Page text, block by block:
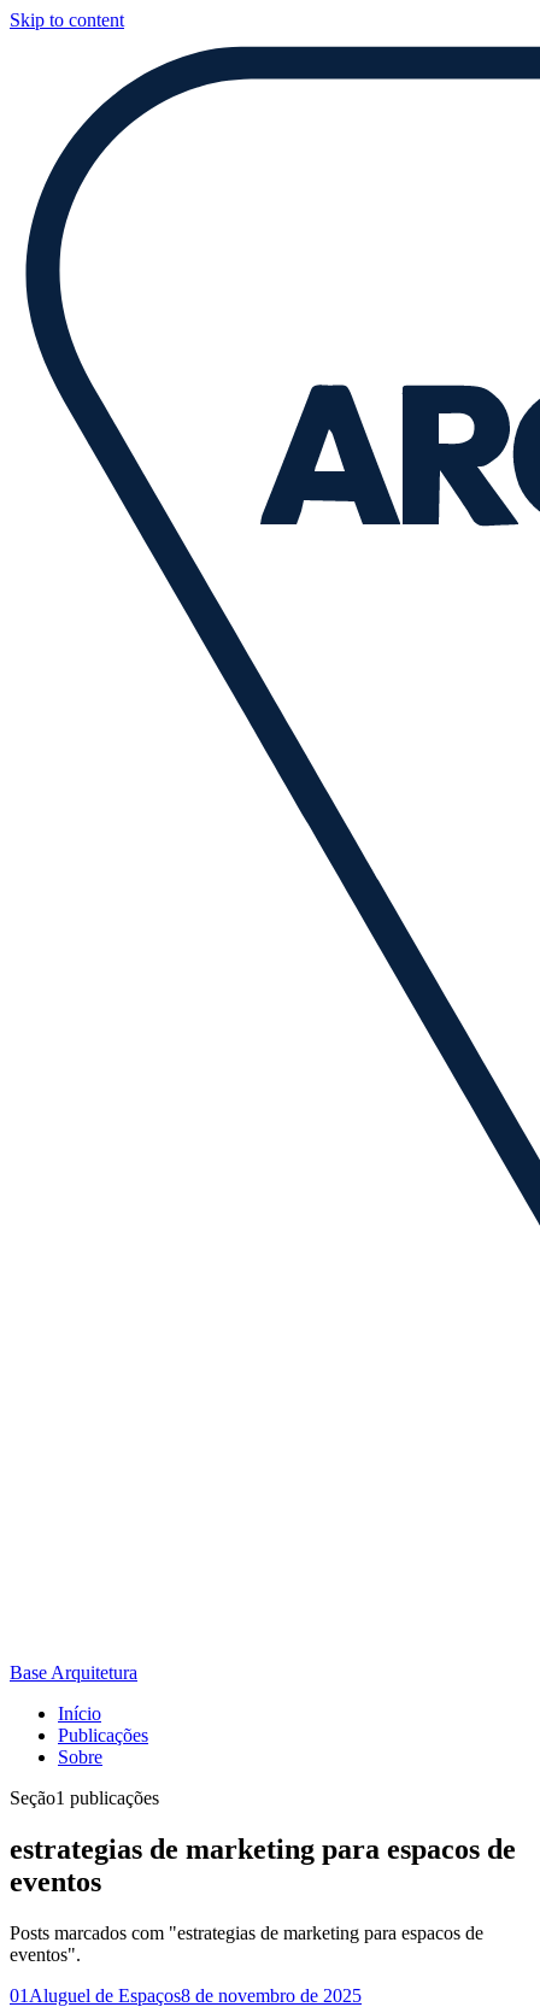
Skip to content
Base Arquitetura
Início
Publicações
Sobre
Seção1 publicações
estrategias de marketing para espacos de
eventos
Posts marcados com "estrategias de marketing para espacos de
eventos".
01 Aluguel de Espaços8 de novembro de 2025